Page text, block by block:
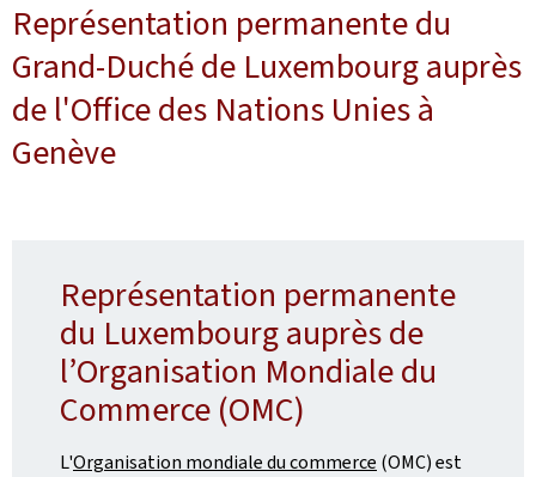
Représentation permanente du
Grand-Duché de Luxembourg auprès
de l'Office des Nations Unies à
Genève
Représentation permanente
du Luxembourg auprès de
l’Organisation Mondiale du
Commerce (OMC)
L'Organisation mondiale du commerce (OMC) est